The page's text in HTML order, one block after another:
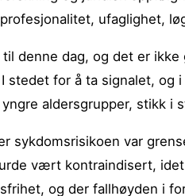
ufaglighet,
denne dag, og det er ikke
stedet for å ta signalet,
aldersgrupper, stikk
sykdomsrisikoen var
vært kontraindisert,
og der fallhøyden i